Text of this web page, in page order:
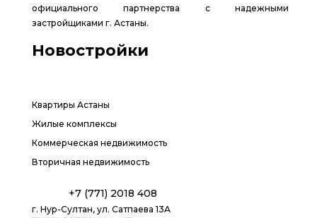
официального партнерства с надежными
застройщиками г. Астаны.
Новостройки
Квартиры Астаны
Жилые комплексы
Коммерческая недвижимость
Вторичная недвижимость
+7 (771) 2018 408
г. Нур-Султан, ул. Сатпаева 13А